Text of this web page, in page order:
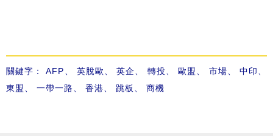
關鍵字：AFP 英脫歐 、英企 轉投 、歐盟 市場 中印
東盟
一帶一路 香港 跳板 商機